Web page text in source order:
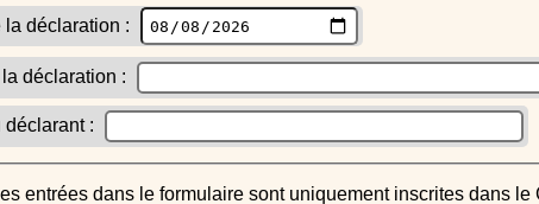
la déclaration :
déclaration :
déclarant :